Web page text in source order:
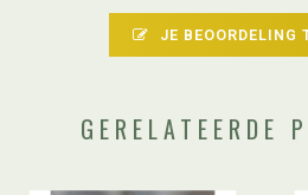
JE BEOORDELING
GERELATEERDE